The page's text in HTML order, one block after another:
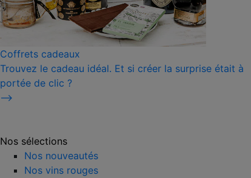
Coffrets cadeaux
Trouvez le cadeau idéal. Et si créer la surprise était à
portée de clic ?
⟶
Nos sélections
Nos nouveautés
Nos vins rouges